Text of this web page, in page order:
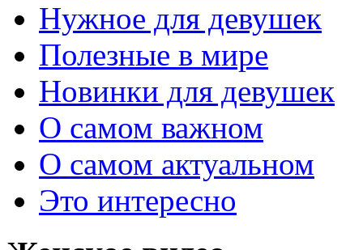
Нужное для девушек
Полезные в мире
Новинки для девушек
О самом важном
О самом актуальном
Это интересно